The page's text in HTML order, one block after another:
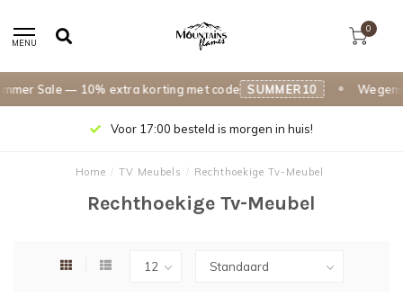
Sale — 10% extra korting met code SUMMER10 Wegens
MENU
0
Voor 17:00 besteld is morgen in huis!
Home / TV Meubels / Rechthoekige Tv-Meubel
Rechthoekige Tv-Meubel